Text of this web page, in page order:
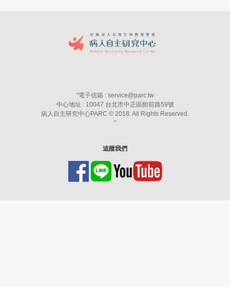
"電子信箱 : service@parc.tw
中心地址 : 10047 台北市中正區館前路59號
病人自主研究中心PARC © 2018. All Rights Reserved.
"
追蹤我們